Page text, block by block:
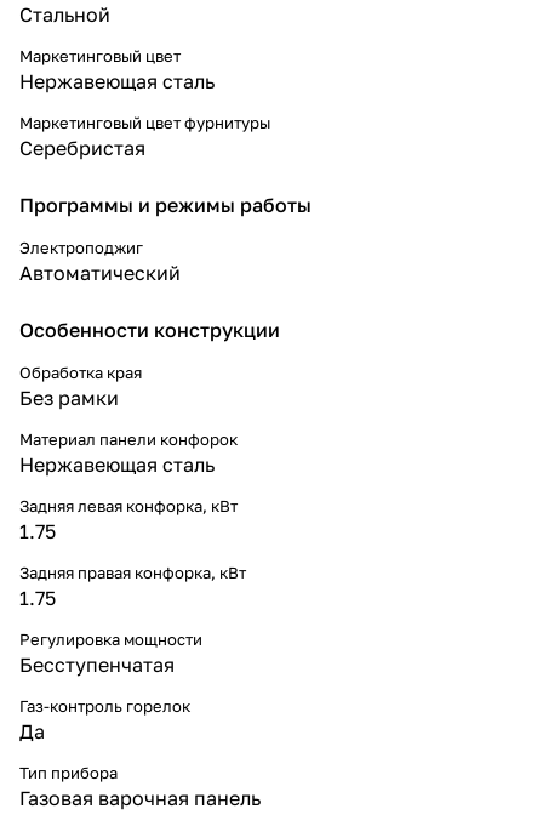
Стальной
Маркетинговый цвет
Нержавеющая сталь
Маркетинговый цвет фурнитуры
Серебристая
Программы и режимы работы
Электроподжиг
Автоматический
Особенности конструкции
Обработка края
Без рамки
Материал панели конфорок
Нержавеющая сталь
Задняя левая конфорка, кВт
1.75
Задняя правая конфорка, кВт
1.75
Регулировка мощности
Бесступенчатая
Газ-контроль горелок
Да
Тип прибора
Газовая варочная панель